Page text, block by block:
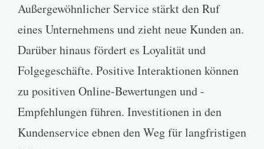
Außergewöhnlicher Service stärkt den Ruf
eines Unternehmens und zieht neue Kunden an.
Darüber hinaus fördert es Loyalität und
Folgegeschäfte. Positive Interaktionen können
zu positiven Online-Bewertungen und -
Empfehlungen führen. Investitionen in den
Kundenservice ebnen den Weg für langfristigen